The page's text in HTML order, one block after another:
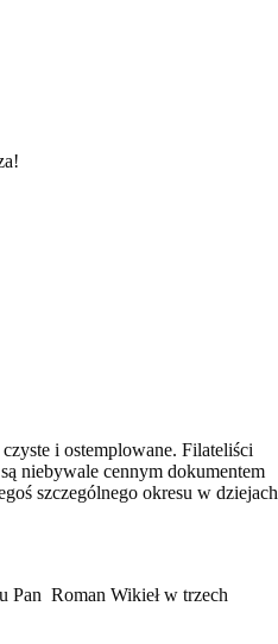
i ostemplowane. Filateliści
niebywale cennym dokumentem
szczególnego okresu w dziejach
Pan Roman Wikieł w trzech